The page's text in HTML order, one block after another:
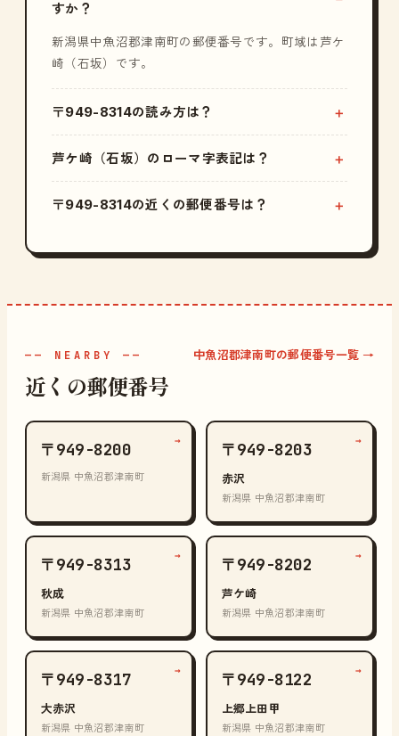
すか？
新潟県中魚沼郡津南町の郵便番号です。町域は芦ケ
崎（石坂）です。
〒949-8314の読み方は？
芦ケ崎（石坂）のローマ字表記は？
〒949-8314の近くの郵便番号は？
—— NEARBY ——
近くの郵便番号
中魚沼郡津南町の郵便番号一覧 →
〒949-8200
新潟県 中魚沼郡津南町
→ 〒949-8203
赤沢
新潟県 中魚沼郡津南町
→
〒949-8313
秋成
新潟県 中魚沼郡津南町
→ 〒949-8202
芦ケ崎
新潟県 中魚沼郡津南町
→
〒949-8317
大赤沢
新潟県 中魚沼郡津南町
→ 〒949-8122
上郷上田甲
新潟県 中魚沼郡津南町
→